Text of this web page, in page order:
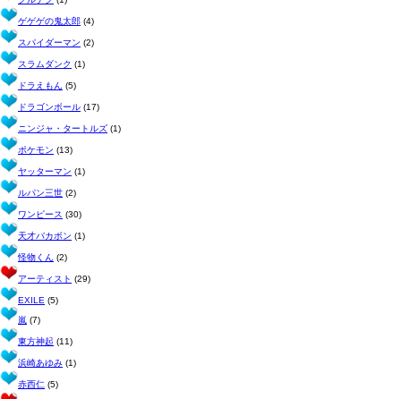
ゲゲゲの鬼太郎 (4)
スパイダーマン (2)
スラムダンク (1)
ドラえもん (5)
ドラゴンボール (17)
ニンジャ・タートルズ (1)
ポケモン (13)
ヤッターマン (1)
ルパン三世 (2)
ワンピース (30)
天才バカボン (1)
怪物くん (2)
アーティスト (29)
EXILE (5)
嵐 (7)
東方神起 (11)
浜崎あゆみ (1)
赤西仁 (5)